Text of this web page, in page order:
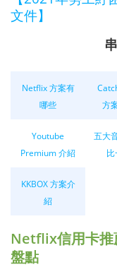
文件】
Netflix 方案有
哪些
方
Youtube
Premium 介紹
五大
KKBOX 方案介
紹
Netflix信用卡
盤點